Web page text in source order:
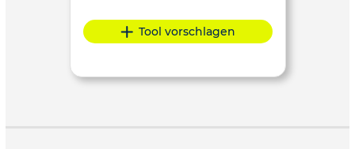
Tool vorschlagen